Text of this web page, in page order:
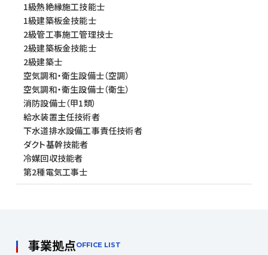
1級熱絶縁施工技能士
1級建築板金技能士
2級管工事施工管理技士
2級建築板金技能士
2級建築士
空気調和・衛生設備士（空調）
空気調和・衛生設備士（衛生）
消防設備士（甲1類）
給水装置主任技術者
下水道排水設備工事責任技術者
ダクト基幹技能者
冷媒回収技能者
第2種電気工事士
事業拠点OFFICE LIST